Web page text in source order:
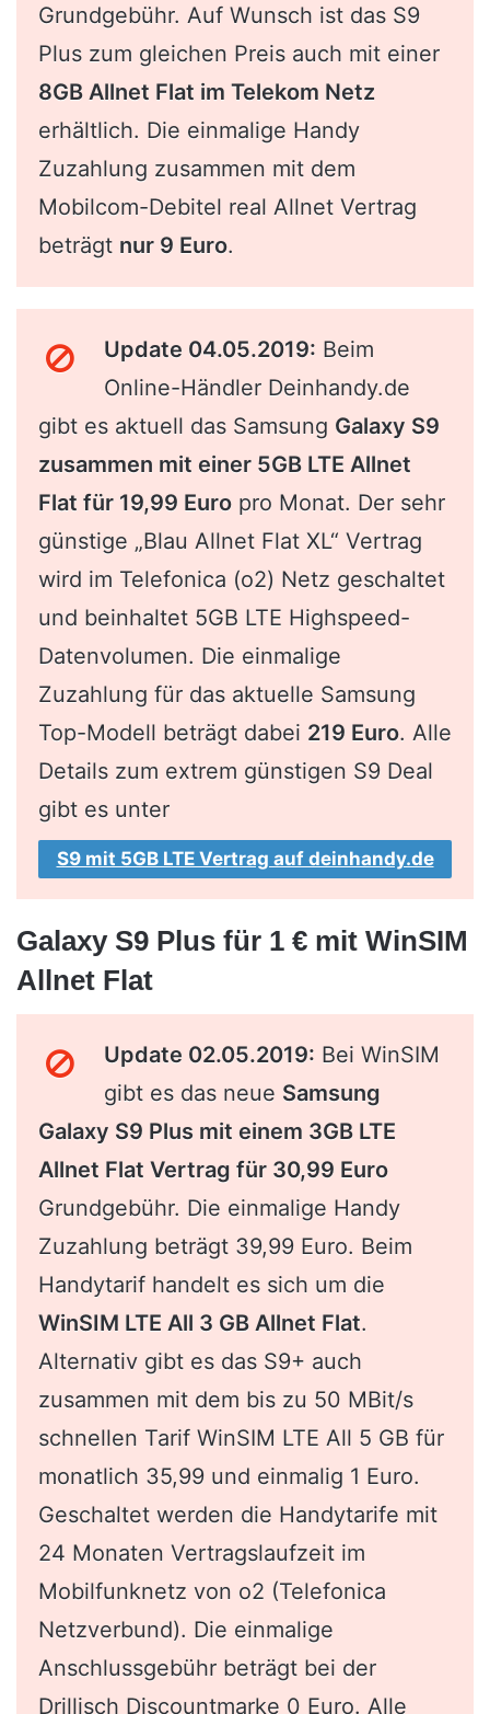
Grundgebühr. Auf Wunsch ist das S9
Plus zum gleichen Preis auch mit einer
8GB Allnet Flat im Telekom Netz
erhältlich. Die einmalige Handy
Zuzahlung zusammen mit dem
Mobilcom-Debitel real Allnet Vertrag
beträgt nur 9 Euro.
Update 04.05.2019: Beim
Online-Händler Deinhandy.de
gibt es aktuell das Samsung Galaxy S9
zusammen mit einer 5GB LTE Allnet
Flat für 19,99 Euro pro Monat. Der sehr
günstige „Blau Allnet Flat XL“ Vertrag
wird im Telefonica (o2) Netz geschaltet
und beinhaltet 5GB LTE Highspeed-
Datenvolumen. Die einmalige
Zuzahlung für das aktuelle Samsung
Top-Modell beträgt dabei 219 Euro. Alle
Details zum extrem günstigen S9 Deal
gibt es unter
S9 mit 5GB LTE Vertrag auf deinhandy.de
Galaxy S9 Plus für 1 € mit WinSIM
Allnet Flat
Update 02.05.2019: Bei WinSIM
gibt es das neue Samsung
Galaxy S9 Plus mit einem 3GB LTE
Allnet Flat Vertrag für 30,99 Euro
Grundgebühr. Die einmalige Handy
Zuzahlung beträgt 39,99 Euro. Beim
Handytarif handelt es sich um die
WinSIM LTE All 3 GB Allnet Flat.
Alternativ gibt es das S9+ auch
zusammen mit dem bis zu 50 MBit/s
schnellen Tarif WinSIM LTE All 5 GB für
monatlich 35,99 und einmalig 1 Euro.
Geschaltet werden die Handytarife mit
24 Monaten Vertragslaufzeit im
Mobilfunknetz von o2 (Telefonica
Netzverbund). Die einmalige
Anschlussgebühr beträgt bei der
Drillisch Discountmarke 0 Euro. Alle